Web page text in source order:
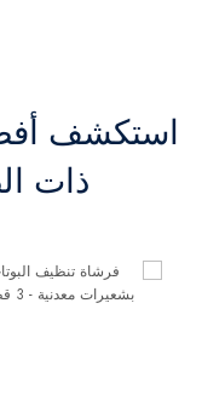
استكشف
ذات